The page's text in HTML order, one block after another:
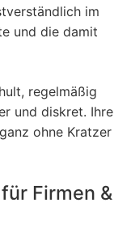
im
und die damit
regelmäßig
und diskret. Ihre
ohne Kratzer
Firmen &